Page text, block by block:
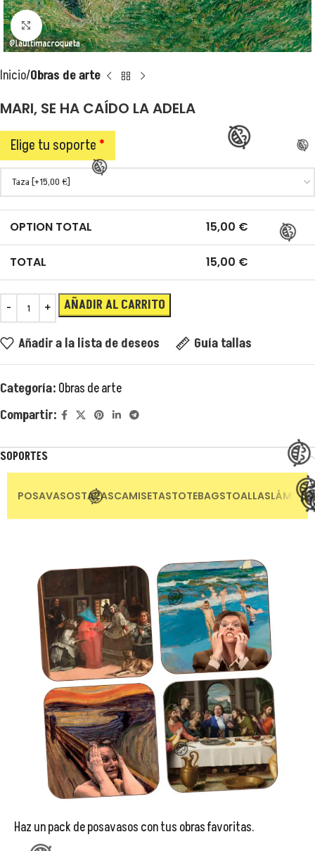
Clic para ampliar
Inicio Obras de arte
MARI, SE HA CAÍDO LA ADELA
Elige tu soporte *
OPTION TOTAL 15,00 €
TOTAL 15,00 €
AÑADIR AL CARRITO
Añadir a la lista de deseos Guía tallas
Categoría: Obras de arte
Compartir:
SOPORTES
POSAVASOSTAZASCAMISETASTOTEBAGSTOALLASLÁMINAS
Haz un pack de posavasos con tus obras favoritas.
😂
😂
😂
😂